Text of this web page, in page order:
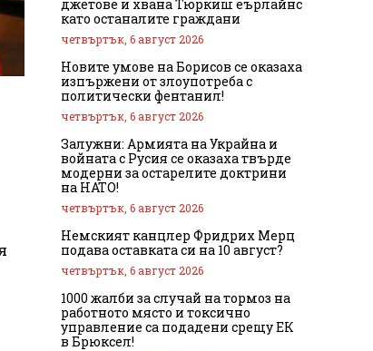
джетове и хвана Тюркиш еърлайнс
като останалите граждани
четвъртък, 6 август 2026
Новите умове на Борисов се оказаха
изпържени от злоупотреба с
политически фентанил!
четвъртък, 6 август 2026
Залужни: Армията на Украйна и
войната с Русия се оказаха твърде
модерни за остарелите доктрини
на НАТО!
четвъртък, 6 август 2026
Немският канцлер Фридрих Мерц
подава оставката си на 10 август?
четвъртък, 6 август 2026
1000 жалби за случай на тормоз на
работното място и токсично
управление са подадени срещу ЕК
в Брюксел!